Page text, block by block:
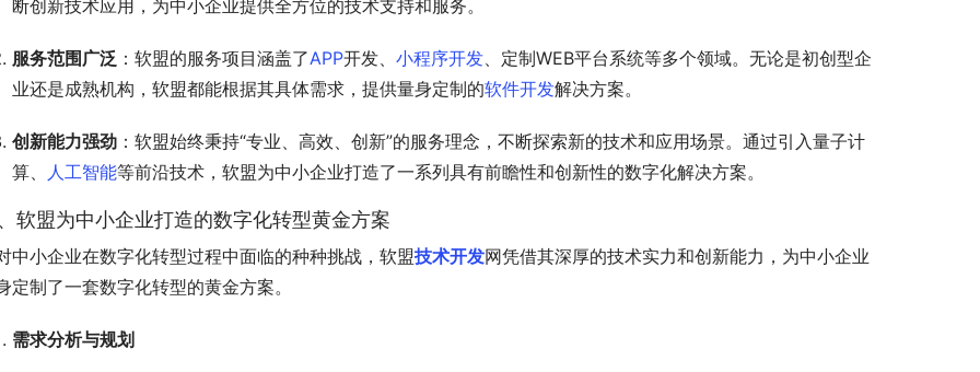
断创新技术应用，为中小企业提供全方位的技术支持和服务。
服务范围广泛 ：软盟的服务项目涵盖了APP开发、 小程序开发、定制WEB平台系统等多个领域。无论是初创型企
业还是成熟机构，软盟都能根据其具体需求，提供量身定制的软件开发解决方案。
创新能力强劲 ：软盟始终秉持“专业、高效、创新”的服务理念，不断探索新的技术和应用场景。通过引入量子计
算、 人工智能等前沿技术，软盟为中小企业打造了一系列具有前瞻性和创新性的数字化解决方案。
软盟为中小企业打造的数字化转型黄金方案
中小企业在数字化转型过程中面临的种种挑战，软盟技术开发网凭借其深厚的技术实力和创新能力，为中小企业
定制了一套数字化转型的黄金方案。
需求分析与规划